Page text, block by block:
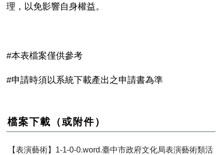
理，以免影響自身權益。
#本表檔案僅供參考
#申請時須以系統下載產出之申請書為準
檔案下載（或附件）
【表演藝術】1-1-0-0.word.臺中市政府文化局表演藝術類活